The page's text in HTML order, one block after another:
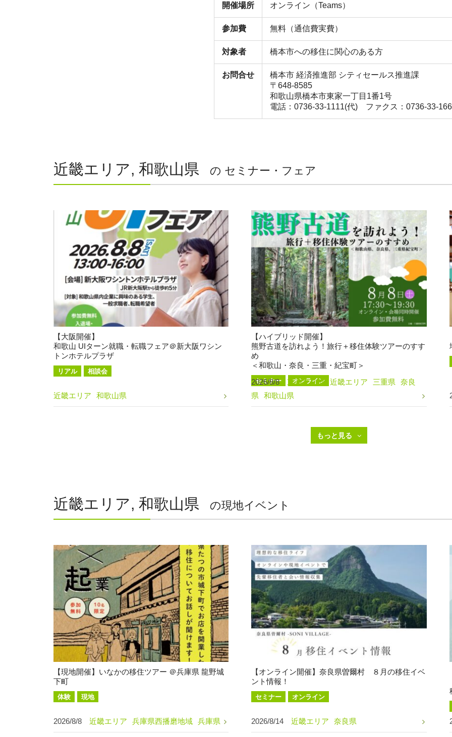
開催場所 オンライン（Teams）
参加費 無料（通信費実費）
対象者 橋本市への移住に関心のある方
お問合せ
橋本市 経済推進部 シティセールス推進課
〒648-8585
和歌山県橋本市東家一丁目1番1号
電話：0736-33-1111(代) ファクス：0736-33-
近畿エリア, 和歌山県 の セミナー・フェア
【大阪開催】
和歌山 UIターン就職・転職フェア＠新大阪ワシン
トンホテルプラザ
リアル 相談会
近畿エリア 和歌山県
【ハイブリッド開催】
熊野古道を訪れよう！旅行＋移住体験ツアーのすす
め
＜和歌山・奈良・三重・紀宝町＞
セミナー オンライン
2026/8/8 東海エリア 近畿エリア 三重県
奈良
県
和歌山県
近畿エリア, 和歌山県 の現地イベント
【現地開催】いなかの移住ツアー ＠兵庫県 龍野城
下町
体験 現地
2026/8/8 近畿エリア 兵庫県西播磨地域 兵庫県
【オンライン開催】奈良県曽爾村 ８月の移住イベ
ント情報！
セミナー オンライン
2026/8/14 近畿エリア 奈良県